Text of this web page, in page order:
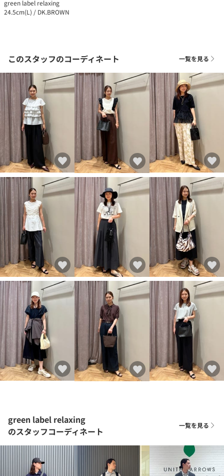
green label relaxing
24.5cm(L) / DK.BROWN
このスタッフのコーディネート 一覧を見る
green label relaxing
のスタッフコーディネート
一覧を見る